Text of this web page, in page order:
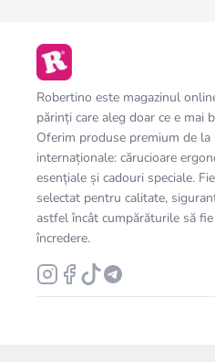
Robertino este magazinul
părinți care aleg doar ce e mai
Oferim produse premium de la
internaționale: cărucioare
esențiale și cadouri speciale.
selectat pentru calitate,
astfel încât cumpărăturile să
încredere.